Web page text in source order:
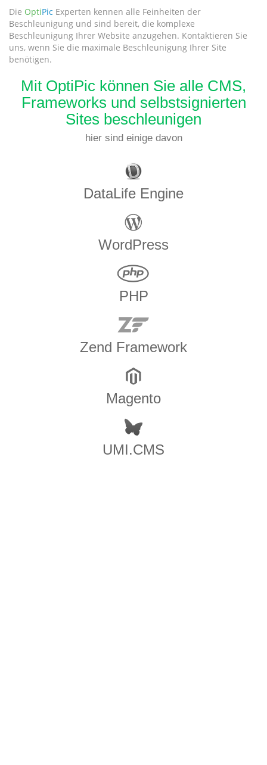
Die OptiPic Experten kennen alle Feinheiten der
Beschleunigung und sind bereit, die komplexe
Beschleunigung Ihrer Website anzugehen. Kontaktieren Sie
uns, wenn Sie die maximale Beschleunigung Ihrer Site
benötigen.
Mit OptiPic können Sie alle CMS,
Frameworks und selbstsignierten
Sites beschleunigen
hier sind einige davon
DataLife Engine
WordPress
PHP
Zend Framework
Magento
UMI.CMS